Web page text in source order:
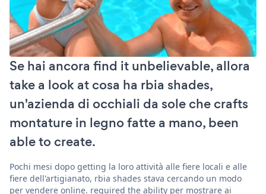
Se hai ancora find it unbelievable, allora
take a look at cosa ha rbia shades,
un'azienda di occhiali da sole che crafts
montature in legno fatte a mano, been
able to create.
Pochi mesi dopo getting la loro attività alle fiere locali e alle
fiere dell'artigianato, rbia shades stava cercando un modo
per vendere online. required the ability per mostrare ai